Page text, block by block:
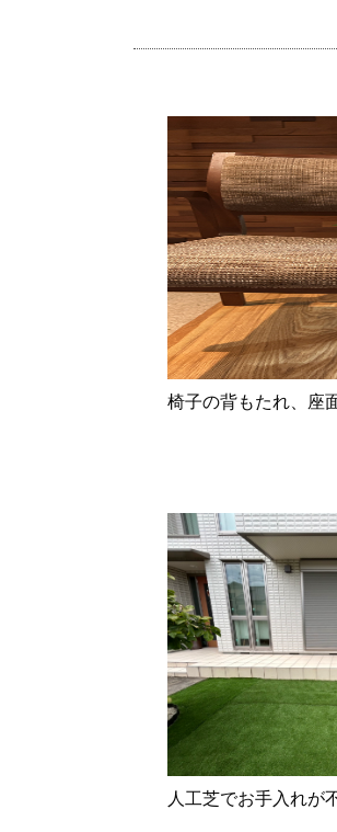
椅子の背もたれ、座
人工芝でお手入れが